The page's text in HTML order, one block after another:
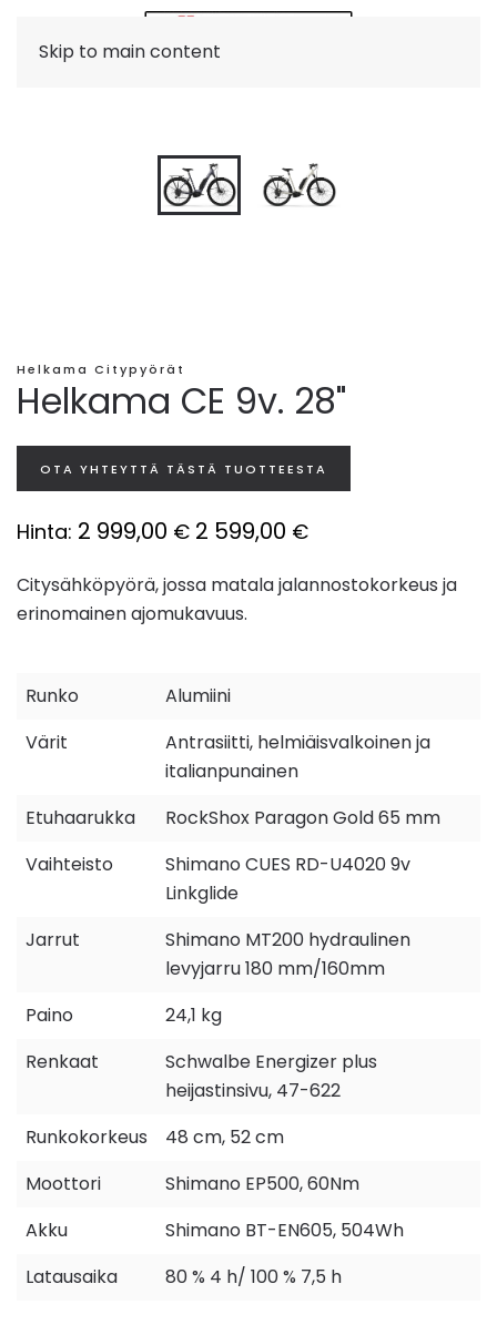
Skip to main content
Helkama Citypyörät
Helkama CE 9v. 28"
OTA YHTEYTTÄ TÄSTÄ TUOTTEESTA
Hinta: 2 999,00 € 2 599,00 €
Citysähköpyörä, jossa matala jalannostokorkeus ja
erinomainen ajomukavuus.
Runko
Alumiini
Värit
Antrasiitti, helmiäisvalkoinen ja
italianpunainen
Etuhaarukka
RockShox Paragon Gold 65 mm
Vaihteisto
Shimano CUES RD-U4020 9v
Linkglide
Jarrut
Shimano MT200 hydraulinen
levyjarru 180 mm/160mm
Paino
24,1 kg
Renkaat
Schwalbe Energizer plus
heijastinsivu, 47-622
Runkokorkeus
48 cm, 52 cm
Moottori
Shimano EP500, 60Nm
Akku
Shimano BT-EN605, 504Wh
Latausaika
80 % 4 h/ 100 % 7,5 h